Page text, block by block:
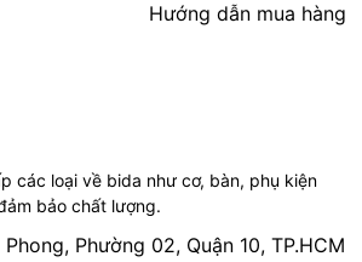
Hướng dẫn mua hàng
các loại về bida như cơ, bàn, phụ kiện
bảo chất lượng.
Phường 02, Quận 10, TP.HCM